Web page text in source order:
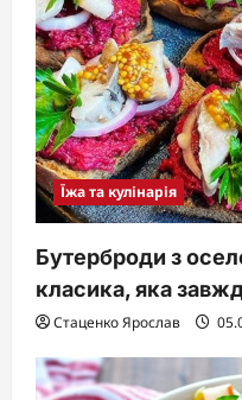
Їжа та кулінарія
Бутерброди з
класика, яка
Стаценко Ярослав